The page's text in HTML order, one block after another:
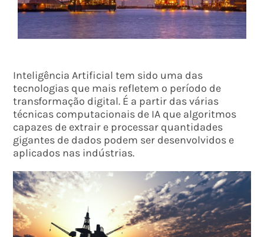
Inteligência Artificial tem sido uma das
tecnologias que mais refletem o período de
transformação digital. É a partir das várias
técnicas computacionais de IA que algoritmos
capazes de extrair e processar quantidades
gigantes de dados podem ser desenvolvidos e
aplicados nas indústrias.